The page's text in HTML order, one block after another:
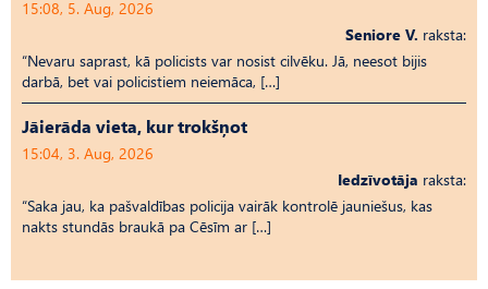
15:08, 5. Aug, 2026
Seniore V. raksta:
“Nevaru saprast, kā policists var nosist cilvēku. Jā, neesot bijis
darbā, bet vai policistiem neiemāca, […]
Jāierāda vieta, kur trokšņot
15:04, 3. Aug, 2026
Iedzīvotāja raksta:
“Saka jau, ka pašvaldības policija vairāk kontrolē jauniešus, kas
nakts stundās braukā pa Cēsīm ar […]